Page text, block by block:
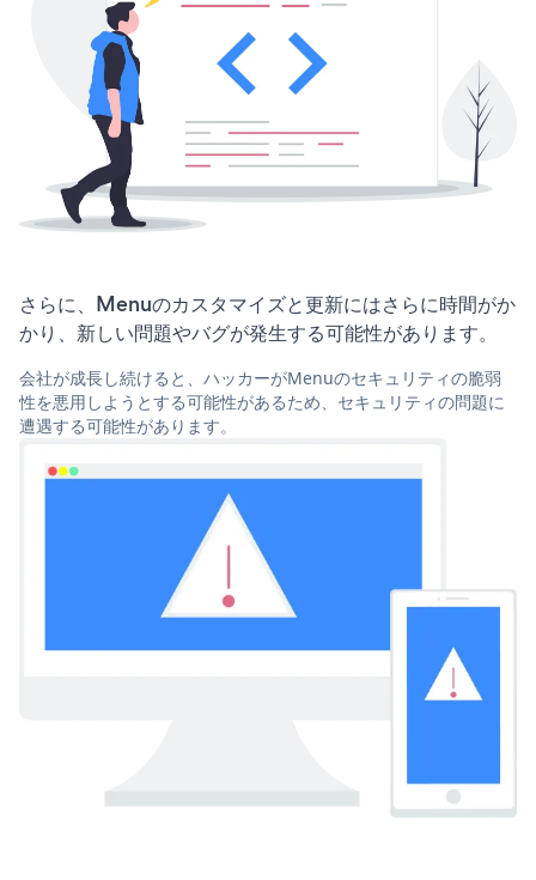
さらに、Menuのカスタマイズと更新にはさらに時間がか
かり、新しい問題やバグが発生する可能性があります。
会社が成長し続けると、ハッカーがMenuのセキュリティの脆弱
性を悪用しようとする可能性があるため、セキュリティの問題に
遭遇する可能性があります。